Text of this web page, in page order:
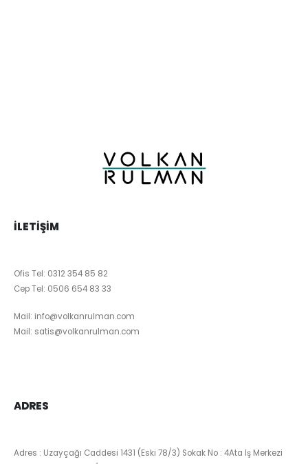
İLETIŞIM
Ofis Tel: 0312 354 85 82
Cep Tel: 0506 654 83 33
Mail: info@volkanrulman.com
Mail: satis@volkanrulman.com
ADRES
Adres : Uzayçağı Caddesi 1431 (Eski 78/3) Sokak No : 4Ata İş Merkezi